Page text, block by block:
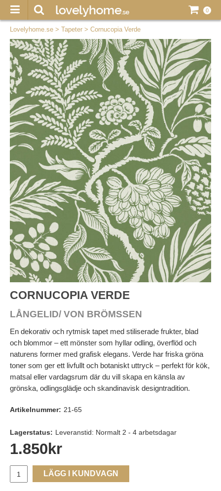
0
Lovelyhome.se > Tapeter > Cornucopia Verde
CORNUCOPIA VERDE
LÅNGELID/ VON BRÖMSSEN
En dekorativ och rytmisk tapet med stiliserade frukter, blad
och blommor – ett mönster som hyllar odling, överflöd och
naturens former med grafisk elegans. Verde har friska gröna
toner som ger ett livfullt och botaniskt uttryck – perfekt för kök,
matsal eller vardagsrum där du vill skapa en känsla av
grönska, odlingsglädje och skandinavisk designtradition.
Artikelnummer: 21-65
Lagerstatus: Leveranstid: Normalt 2 - 4 arbetsdagar
1.850 kr
LÄGG I KUNDVAGN